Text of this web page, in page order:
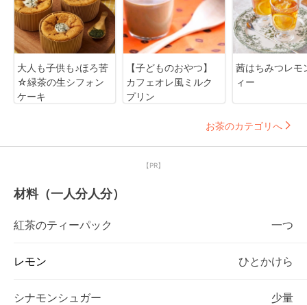
大人も子供も♪ほろ苦
☆緑茶の生シフォン
ケーキ
【子どものおやつ】
カフェオレ風ミルク
プリン
茜はちみつレモ
ィー
お茶のカテゴリへ
【PR】
材料（一人分人分）
紅茶のティーパック 一つ
レモン ひとかけら
シナモンシュガー 少量